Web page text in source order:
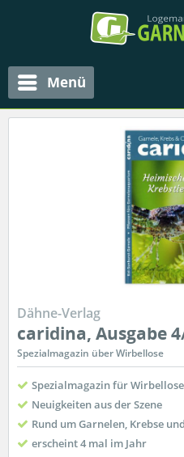
Menü
Dähne-Verlag
caridina, Ausgabe
Spezialmagazin über Wirbellose
Spezialmagazin für
Neuigkeiten aus der Szene
Rund um Garnelen, Krebse
erscheint 4 mal im Jahr